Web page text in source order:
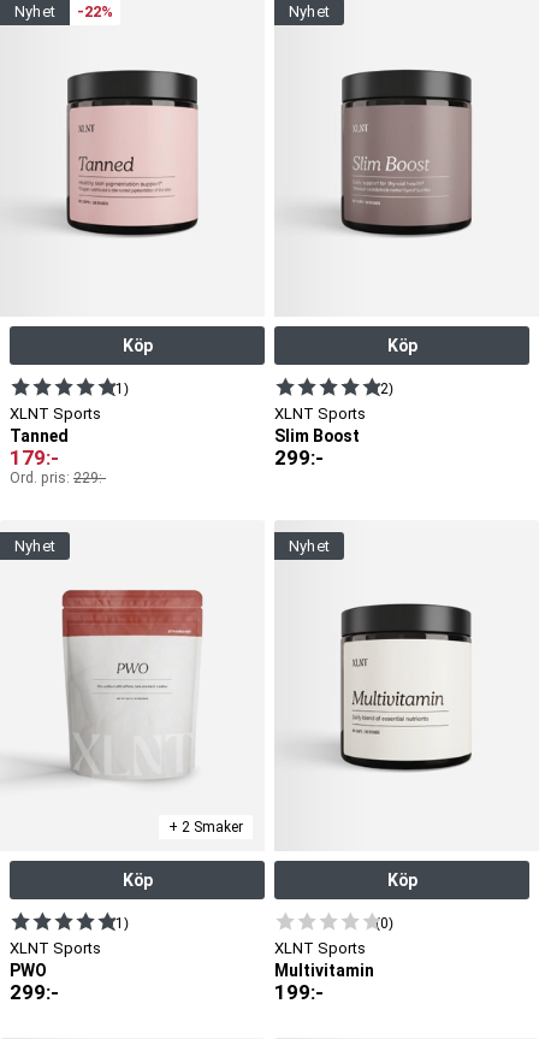
nyhet -22%
Köp
(1)
XLNT Sports
Tanned
179:-
Ord. pris: 229:-
nyhet
Köp
(2)
XLNT Sports
Slim Boost
299:-
nyhet
+ 2 Smaker
Köp
(1)
XLNT Sports
PWO
299:-
nyhet
Köp
(0)
XLNT Sports
Multivitamin
199:-